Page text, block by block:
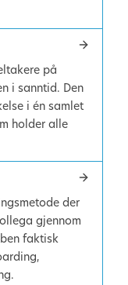
på
i sanntid. Den
i én samlet
holder alle
der
gjennom
faktisk